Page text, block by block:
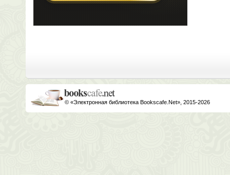
© «Электронная библиотека Bookscafe.Net», 2015-2026